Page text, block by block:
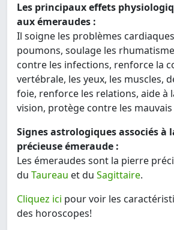
Les principaux effets
aux émeraudes :
Il soigne les problèmes
poumons, soulage les
contre les infections, renforce la
vertébrale, les yeux, les muscles,
foie, renforce les relations, aide à
vision, protège contre les
Signes astrologiques associés à
précieuse émeraude :
Les émeraudes sont la pierre
du Taureau et du Sagittaire.
Cliquez ici pour voir les
des horoscopes!